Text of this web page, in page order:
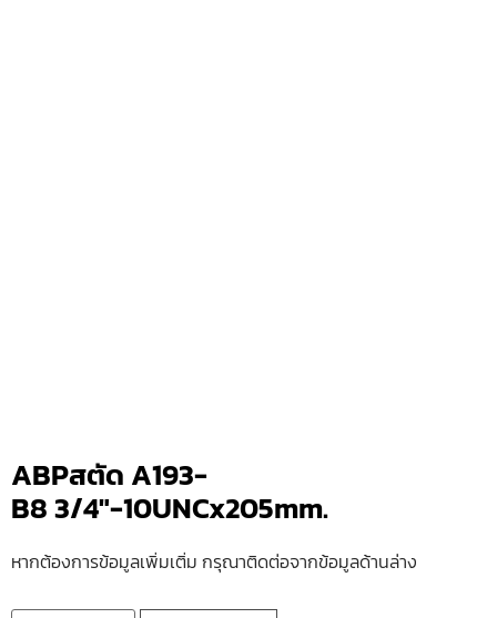
ABPสตัด A193-
B8 3/4″-10UNCx205mm.
หากต้องการข้อมูลเพิ่มเติ่ม กรุณาติดต่อจากข้อมูลด้านล่าง